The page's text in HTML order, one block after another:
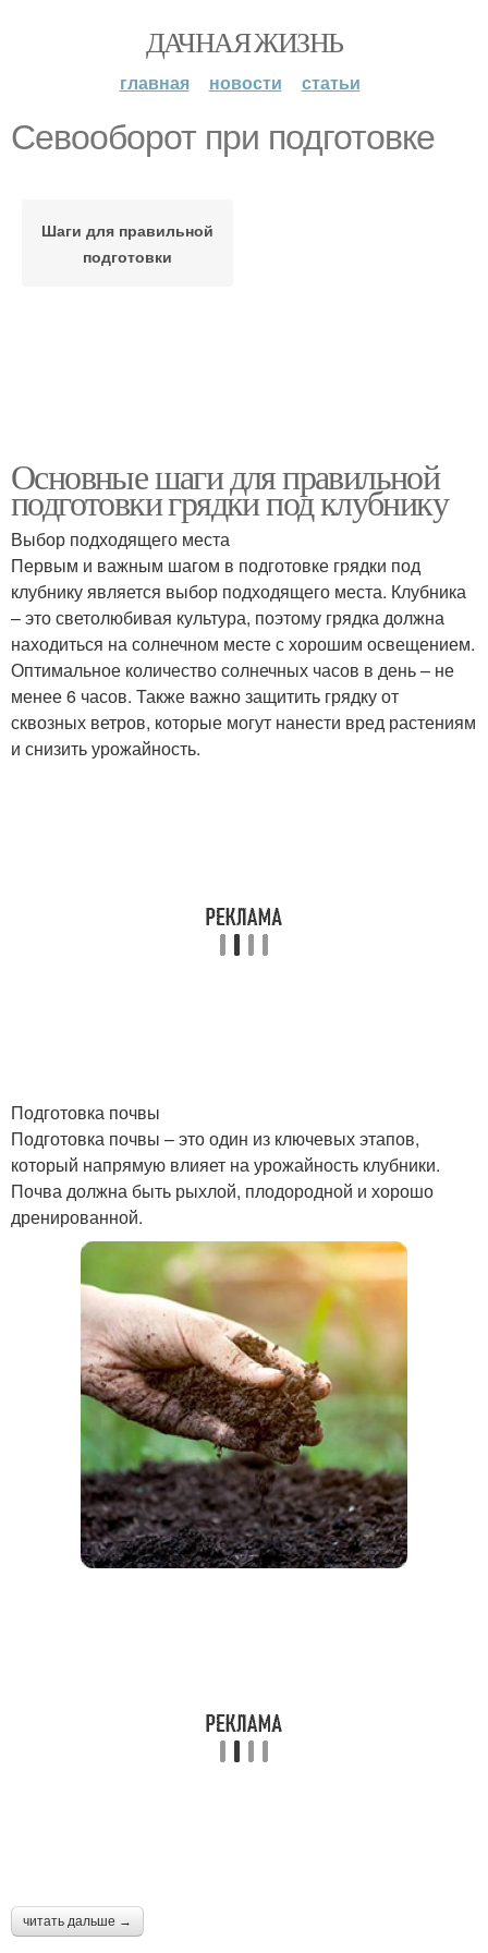
ДАЧНАЯ ЖИЗНЬ
главная новости статьи
Севооборот при подготовке
Шаги для правильной
подготовки
Основные шаги для правильной
подготовки грядки под клубнику
Выбор подходящего места
Первым и важным шагом в подготовке грядки под
клубнику является выбор подходящего места. Клубника
– это светолюбивая культура, поэтому грядка должна
находиться на солнечном месте с хорошим освещением.
Оптимальное количество солнечных часов в день – не
менее 6 часов. Также важно защитить грядку от
сквозных ветров, которые могут нанести вред растениям
и снизить урожайность.
Подготовка почвы
Подготовка почвы – это один из ключевых этапов,
который напрямую влияет на урожайность клубники.
Почва должна быть рыхлой, плодородной и хорошо
дренированной.
читать дальше →